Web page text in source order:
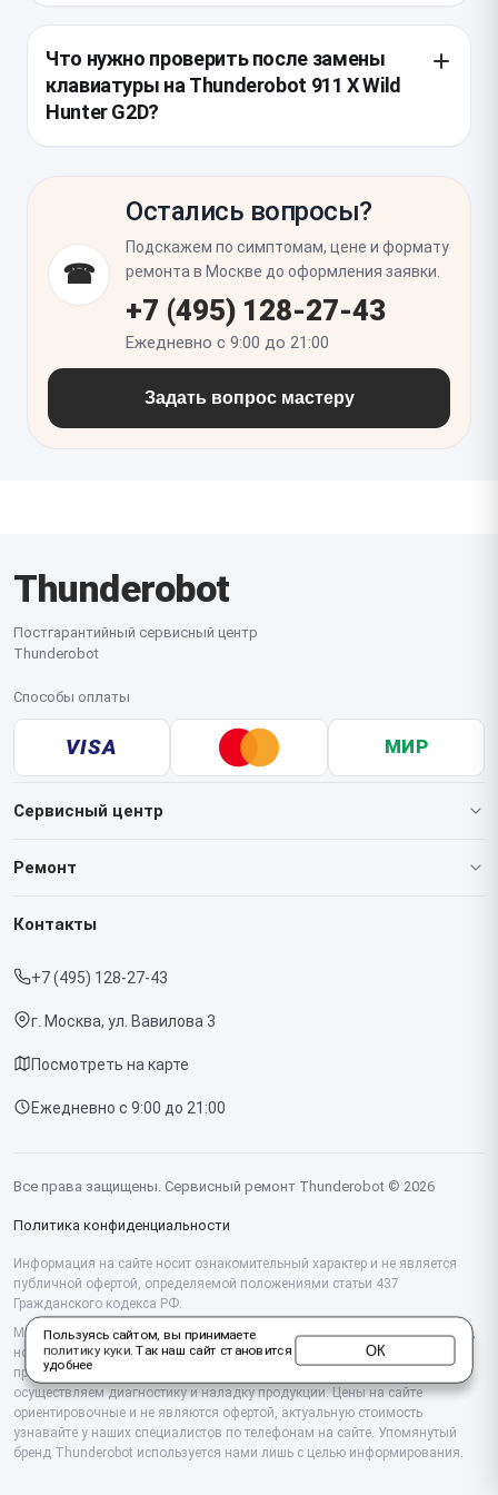
нажатий и отсутствие люфта или перекоса.
область вокруг кнопки питания. Также имеет
смысл проверить тачпад, верхнюю крышку и
систему охлаждения, если при разборке
обнаружены следы влаги или пыли.
Что нужно проверить после замены
клавиатуры на Thunderobot 911 X Wild
Hunter G2D?
всех режимах и нет двойных нажатий. Также стоит
проверить работу Fn-комбинаций, клавиши питания
и отсутствие ошибок, если шлейф был отключен
☎
Остались вопросы?
Подскажем по симптомам, цене и формату
ремонта в Москве до оформления заявки.
+7 (495) 128-27-43
Ежедневно с 9:00 до 21:00
Задать вопрос мастеру
Thunderobot
Постгарантийный сервисный центр
Thunderobot
Способы оплаты
VISA МИР
Сервисный центр
О нашем сервисе
Срочный ремонт
Доставка и способы оплаты
Диагностика
Контакты
Ремонт
Ноутбуков
Контакты
+7 (495) 128-27-43
г. Москва, ул. Вавилова 3
Посмотреть на карте
Ежедневно с 9:00 до 21:00
Все права защищены. Сервисный ремонт Thunderobot © 2026
Политика конфиденциальности
Информация на сайте носит ознакомительный характер и не является
публичной офертой, определяемой положениями статьи 437
Гражданского кодекса РФ.
Мы специализируемся на обслуживании и ремонте техники Thunderobot,
но не являемся их официальным представителем. Предоставляем
профессиональные услуги после истечения гарантии, а также
осуществляем диагностику и наладку продукции. Цены на сайте
ориентировочные и не являются офертой, актуальную стоимость
узнавайте у наших специалистов по телефонам на сайте. Упомянутый
бренд Thunderobot используется нами лишь с целью информирования.
Пользуясь сайтом, вы принимаете
политику куки. Так наш сайт становится
удобнее
ОК